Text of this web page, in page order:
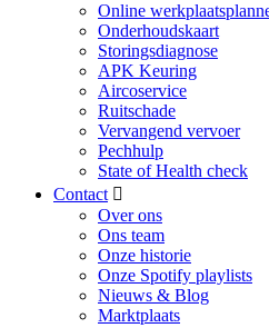
Online
Onderhoudskaart
Storingsdiagnose
APK Keuring
Aircoservice
Ruitschade
Vervangend vervoer
Pechhulp
State of Health check
Contact
Over ons
Ons team
Onze historie
Onze Spotify playlists
Nieuws & Blog
Marktplaats